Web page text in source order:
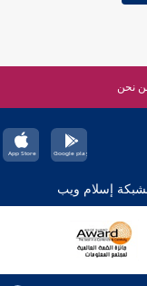
نحن